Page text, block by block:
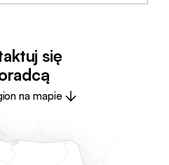
się
na mapie